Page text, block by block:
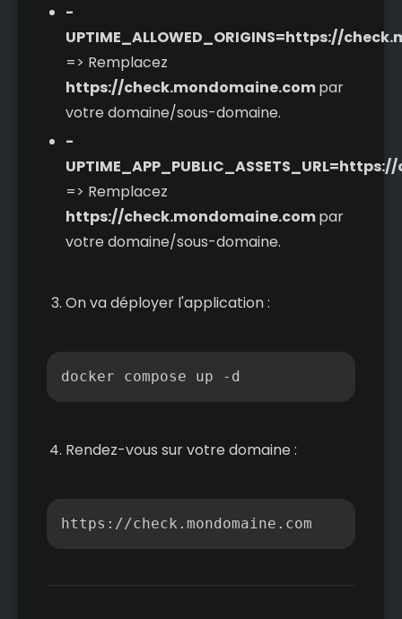
-
UPTIME_ALLOWED_ORIGINS=https://
=> Remplacez
https://check.mondomaine.compar
votre domaine/sous-domaine.
-
=> Remplacez
https://check.mondomaine.compar
votre domaine/sous-domaine.
On va déployer l'application :
docker compose up -d
Rendez-vous sur votre domaine :
https://check.mondomaine.com